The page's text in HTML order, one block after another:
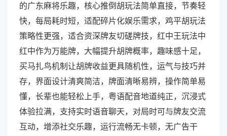
的广东麻将乐趣，核心推倒胡玩法简单直接，节奏轻
快，每局耗时短，适配碎片化娱乐需求，鸡平胡玩法
策略性更强，适合资深牌友切磋牌技，红中王玩法中
红中作为万能牌，大幅提升胡牌概率，趣味感十足，
买马扎鸟机制让胡牌收益更具随机性，运气与技巧并
存，界面设计清爽简洁，牌面清晰易辨，操作简单易
懂，长辈也能轻松上手，粤语配音地道纯正，沉浸式
体验拉满，支持实时语音聊天，对局时可与牌友交流
互动，增添社交乐趣，运行流畅无卡顿，无广告干